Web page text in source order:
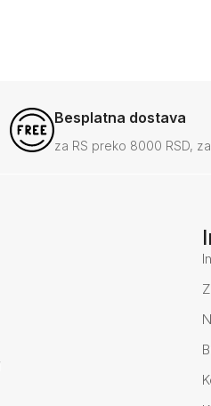
Besplatna dostava
za RS preko 8000 RSD,